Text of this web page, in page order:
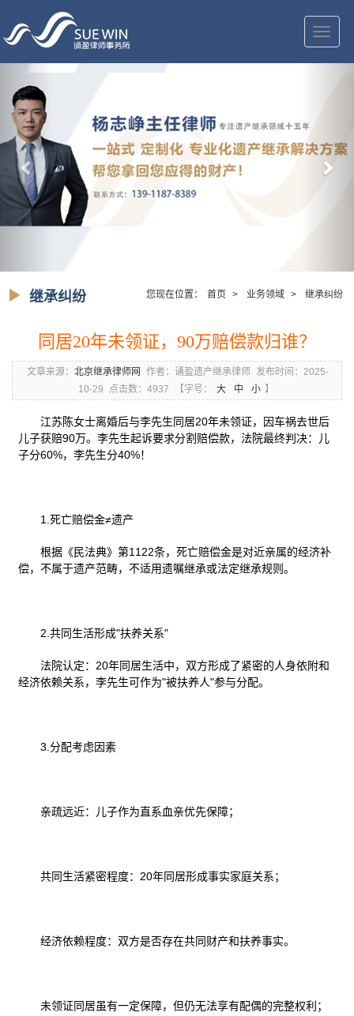
切
换
导
您现在位置： 首页 > 业务领域 > 继承纠纷
继承纠纷
同居20年未领证，90万赔偿款归谁？
文章来源： 北京继承律师网 作者：诵盈遗产继承律师 发布时间：2025-
10-29
点击数：4937 【字号： 大 中 小 】
江苏陈女士离婚后与李先生同居20年未领证，因车祸去世后
儿子获赔90万。李先生起诉要求分割赔偿款，法院最终判决：儿
子分60%，李先生分40%！
1.死亡赔偿金≠遗产
根据《民法典》第1122条，死亡赔偿金是对近亲属的经济补
偿，不属于遗产范畴，不适用遗嘱继承或法定继承规则。
2.共同生活形成"扶养关系"
法院认定：20年同居生活中，双方形成了紧密的人身依附和
经济依赖关系，李先生可作为"被扶养人"参与分配。
3.分配考虑因素
亲疏远近：儿子作为直系血亲优先保障；
共同生活紧密程度：20年同居形成事实家庭关系；
经济依赖程度：双方是否存在共同财产和扶养事实。
未领证同居虽有一定保障，但仍无法享有配偶的完整权利；